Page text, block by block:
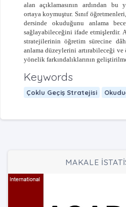
alan açıklamasının ardından bu
ortaya koymuştur. Sınıf
dersinde okuduğunu anlama
sağlayabileceğini ifade etmişlerdir.
stratejilerinin öğretim sürecine
anlama düzeylerini artırabileceği
yönelik farkındalıklarının
Keywords
Çoklu Geçiş Stratejisi
MAKALE